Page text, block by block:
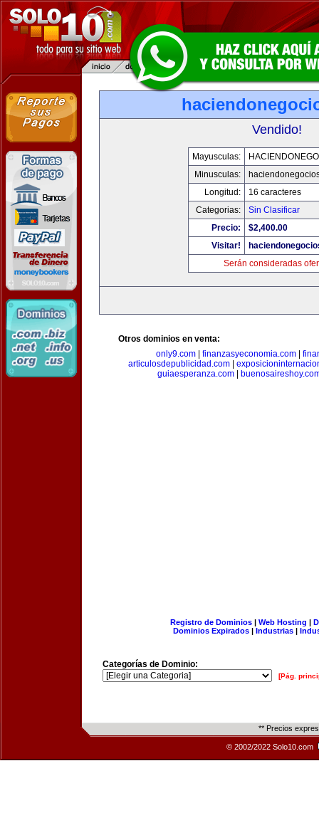
Vendido!
Mayusculas:
Minusculas:
Longitud:
16 caracteres
Categorias:
Sin Clasificar
Precio:
$2,400.00
Visitar!
Serán consideradas
Otros dominios en venta:
only9.com
finanzasyeconomia.com
articulosdepublicidad.com|
guiaesperanza.com
Registro de Dominios| Web Hosting |
Dominios Expirados | Industrias |
Categorías de Dominio:
[Pág.
** Precios
© 2002/2022 Solo10.com